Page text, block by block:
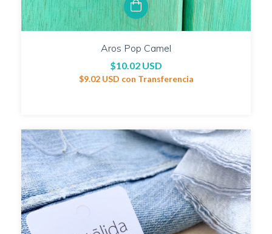
Aros Pop Camel
$10.02 USD
$9.02 USD con Transferencia